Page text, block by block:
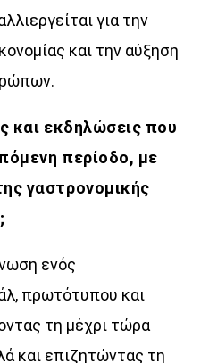
για την
και την αύξηση
και εκδηλώσεις που
περίοδο, με
γαστρονομικής
ενός
πρωτότυπου και
τη μέχρι τώρα
και επιζητώντας τη